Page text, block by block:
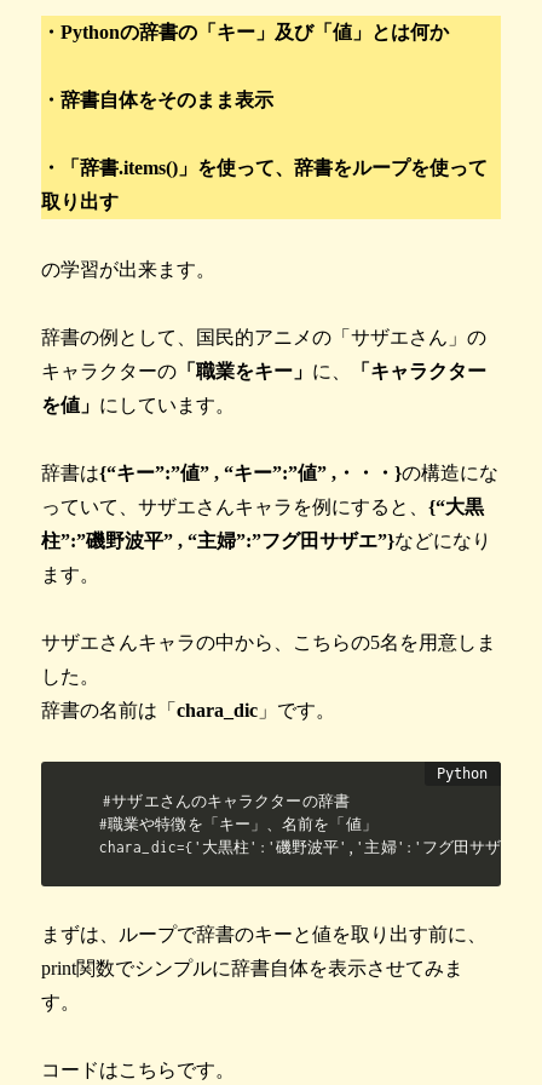
・Pythonの辞書の「キー」及び「値」とは何か
・辞書自体をそのまま表示
・「辞書.items()」を使って、辞書をループを使って
取り出す
の学習が出来ます。
辞書の例として、国民的アニメの「サザエさん」の
キャラクターの 「職業をキー」 に、
「キャラクター
を値」 にしています。
辞書は{“キー”:”値” , “キー”:”値” ,・・・}の構造にな
っていて、サザエさんキャラを例にすると、{“大黒
柱”:”磯野波平” , “主婦”:”フグ田サザエ”}などになり
ます。
サザエさんキャラの中から、こちらの5名を用意しま
した。
辞書の名前は「chara_dic 」です。
#サザエさんのキャラクターの辞書
#職業や特徴を「キー」、名前を「値」
chara_dic={'大黒柱':'磯野波平','主婦':'フグ田サザ
まずは、ループで辞書のキーと値を取り出す前に、
print関数でシンプルに辞書自体を表示させてみま
す。
コードはこちらです。